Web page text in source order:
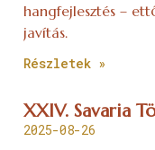
hangfejlesztés –
javítás.
Részletek »
XXIV. Savaria
2025-08-26